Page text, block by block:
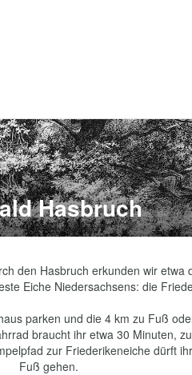
Hasbruch
den Hasbruch erkunden wir etwa
Eiche Niedersachsens: die
parken und die 4 km zu Fuß
braucht ihr etwa 30 Minuten,
zur Friederikeneiche dürft
Fuß gehen.